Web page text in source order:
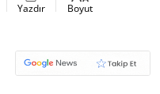
Yazdır Boyut